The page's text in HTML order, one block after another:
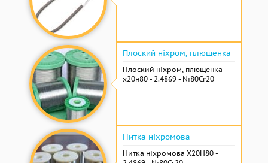
Плоский ніхром, плющенка
Плоский ніхром, плющенка
х20н80 - 2.4869 - Ni80Cr20
Нитка ніхромова
Нитка ніхромова Х20Н80 -